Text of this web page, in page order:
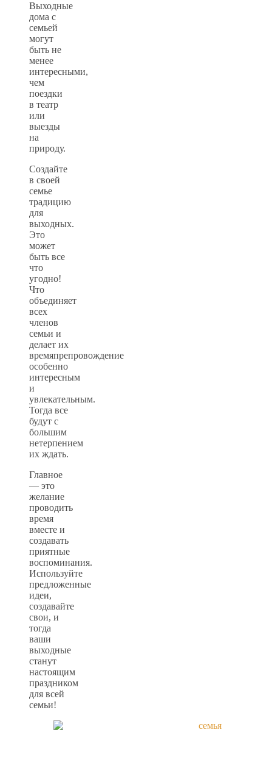
Выходные
дома с
семьей
могут
быть не
менее
интересными,
чем
поездки
в театр
или
выезды
на
природу.
Создайте
в своей
семье
традицию
для
выходных.
Это
может
быть все
что
угодно!
Что
объединяет
всех
членов
семьи и
делает их
времяпрепровождение
особенно
интересным
и
увлекательным.
Тогда все
будут с
большим
нетерпением
их ждать.
Главное
— это
желание
проводить
время
вместе и
создавать
приятные
воспоминания.
Используйте
предложенные
идеи,
создавайте
свои, и
тогда
ваши
выходные
станут
настоящим
праздником
для всей
семьи!